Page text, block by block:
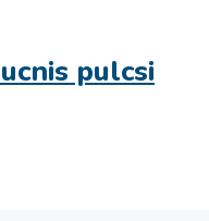
pulcsi